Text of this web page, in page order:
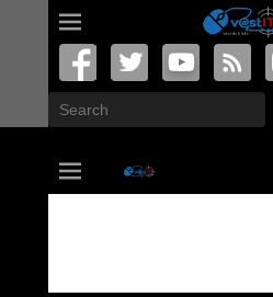
Search
vastIT.ro
Blog de Tehnologie